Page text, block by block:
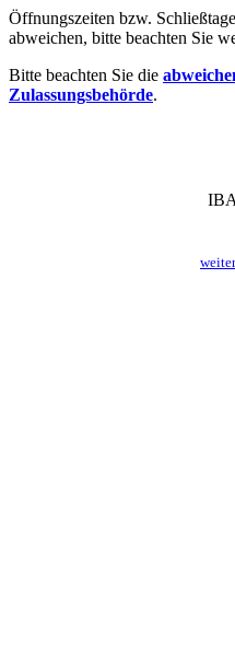
Öffnungszeiten bzw.
abweichen, bitte beachten Sie
Bitte beachten Sie die
Zulassungsbehörde.